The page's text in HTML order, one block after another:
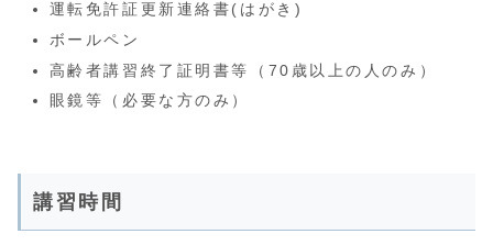
運転免許証更新連絡書(はがき)
ボールペン
高齢者講習終了証明書等（70歳以上の人のみ）
眼鏡等（必要な方のみ）
講習時間